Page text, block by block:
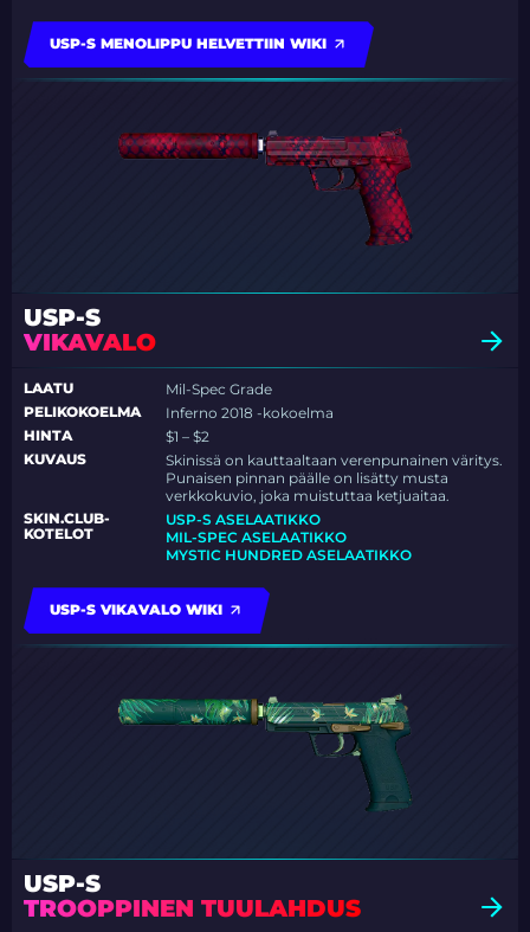
USP-S MENOLIPPU HELVETTIIN WIKI
USP-S
VIKAVALO
LAATU
Mil-Spec Grade
PELIKOKOELMA
Inferno 2018 -kokoelma
HINTA
$1 – $2
KUVAUS
Skinissä on kauttaaltaan verenpunainen väritys.
Punaisen pinnan päälle on lisätty musta
verkkokuvio, joka muistuttaa ketjuaitaa.
SKIN.CLUB-
KOTELOT
USP-S ASELAATIKKO
MIL-SPEC ASELAATIKKO
MYSTIC HUNDRED ASELAATIKKO
USP-S VIKAVALO WIKI
USP-S
TROOPPINEN TUULAHDUS